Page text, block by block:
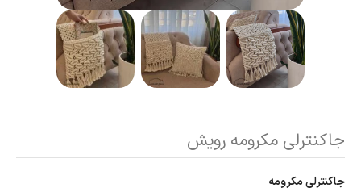
جاکنترلی مکرومه رویش
جاکنترلی مکرومه